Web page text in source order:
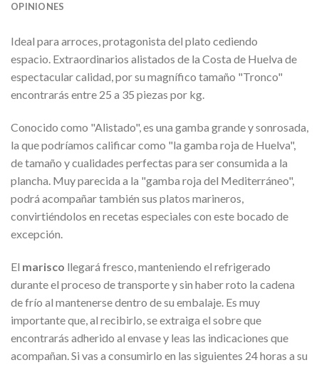
OPINIONES
Ideal para arroces, protagonista del plato cediendo
espacio. Extraordinarios alistados de la Costa de Huelva de
espectacular calidad, por su magnífico tamaño "Tronco"
encontrarás entre 25 a 35 piezas por kg.
Conocido como "Alistado", es una gamba grande y sonrosada,
la que podríamos calificar como "la gamba roja de Huelva",
de tamaño y cualidades perfectas para ser consumida a la
plancha. Muy parecida a la "gamba roja del Mediterráneo",
podrá acompañar también sus platos marineros,
convirtiéndolos en recetas especiales con este bocado de
excepción.
El marisco llegará fresco, manteniendo el refrigerado
durante el proceso de transporte y sin haber roto la cadena
de frío al mantenerse dentro de su embalaje. Es muy
importante que, al recibirlo, se extraiga el sobre que
encontrarás adherido al envase y leas las indicaciones que
acompañan. Si vas a consumirlo en las siguientes 24 horas a su